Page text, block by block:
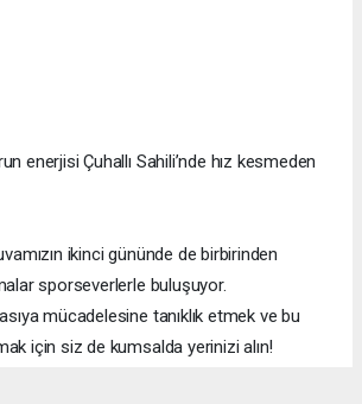
enerjisi Çuhallı Sahili’nde hız kesmeden
ikinci gününde de birbirinden
sporseverlerle buluşuyor.
mücadelesine tanıklık etmek ve bu
için siz de kumsalda yerinizi alın!